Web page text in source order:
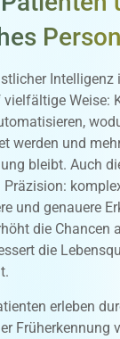
Weise:
werden und
bleibt. Auch
und genauere
die Chancen
die
erleben
Früherkennung